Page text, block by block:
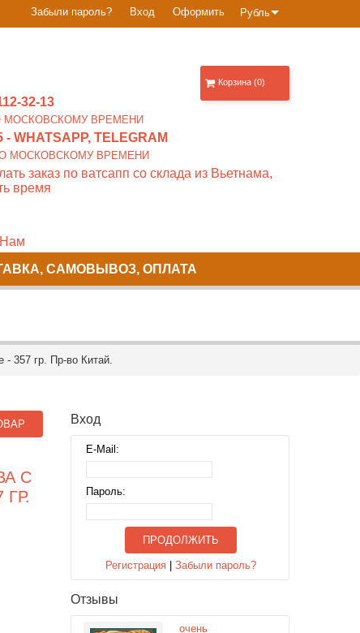
Рубль
Забыли пароль? Вход Оформить
32-13
МОСКОВСКОМУ ВРЕМЕНИ
- WHATSAPP, TELEGRAM
МОСКОВСКОМУ ВРЕМЕНИ
заказ по ватсапп со склада из Вьетнама,
время
Корзина (0)
САМОВЫВОЗ, ОПЛАТА
- 357 гр. Пр-во Китай.
С
Вход
E-Mail:
Пароль:
ПРОДОЛЖИТЬ
Регистрация |Забыли пароль?
Отзывы
очень